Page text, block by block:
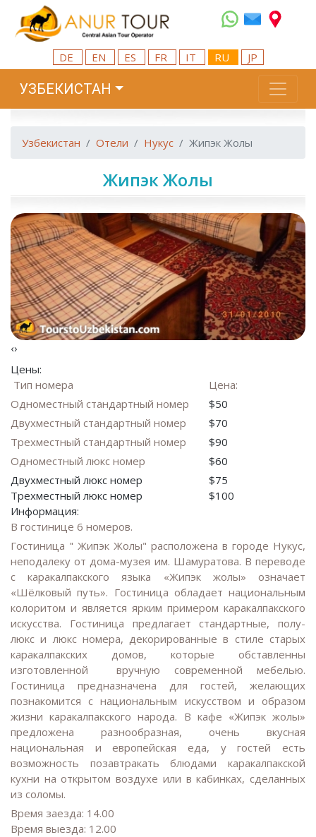
DE EN ES FR IT RU JP
УЗБЕКИСТАН
Узбекистан Отели Нукус Жипэк Жолы
Жипэк Жолы
‹›
Цены:
Тип номера
Цена:
Одноместный стандартный номер
$50
Двухместный стандартный номер
$70
Трехместный стандартный номер
$90
Одноместный люкс номер
$60
Двухместный люкс номер
$75
Трехместный люкс номер
$100
Информация:
В гостинице 6 номеров.
Гостиница " Жипэк Жолы" расположена в городе Нукус,
неподалеку от дома-музея им. Шамуратова. В переводе
с каракалпакского языка «Жипэк жолы» означает
«Шёлковый путь». Гостиница обладает национальным
колоритом и является ярким примером каракалпакского
искусства. Гостиница предлагает стандартные, полу-
люкс и люкс номера, декорированные в стиле старых
каракалпакских домов, которые обставленны
изготовленной вручную современной мебелью.
Гостиница предназначена для гостей, желающих
познакомится с национальным искусством и образом
жизни каракалпакского народа. В кафе «Жипэк жолы»
предложена разнообразная, очень вкусная
национальная и европейская еда, у гостей есть
возможность позавтракать блюдами каракалпакской
кухни на открытом воздухе или в кабинках, сделанных
из соломы.
Время заезда: 14.00
Время выезда: 12.00